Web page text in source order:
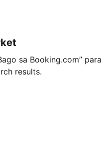
sa Booking.com” para
results.